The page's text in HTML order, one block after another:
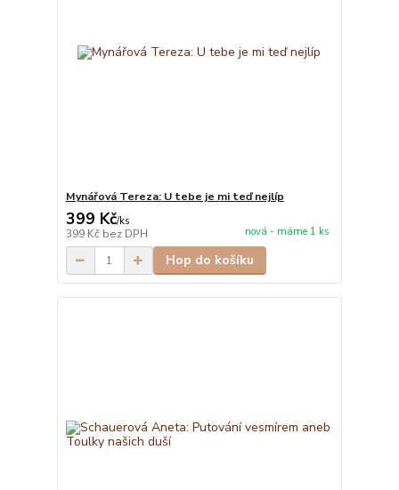
Mynářová Tereza: U tebe je mi teď nejlíp
399 Kč/ks
399 Kč bez DPH nová - máme 1 ks
Hop do košíku